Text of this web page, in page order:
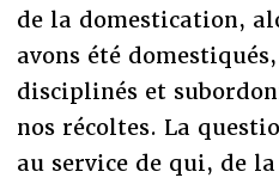
de la domestication,
avons été
disciplinés et
nos récoltes. La
au service de qui, de